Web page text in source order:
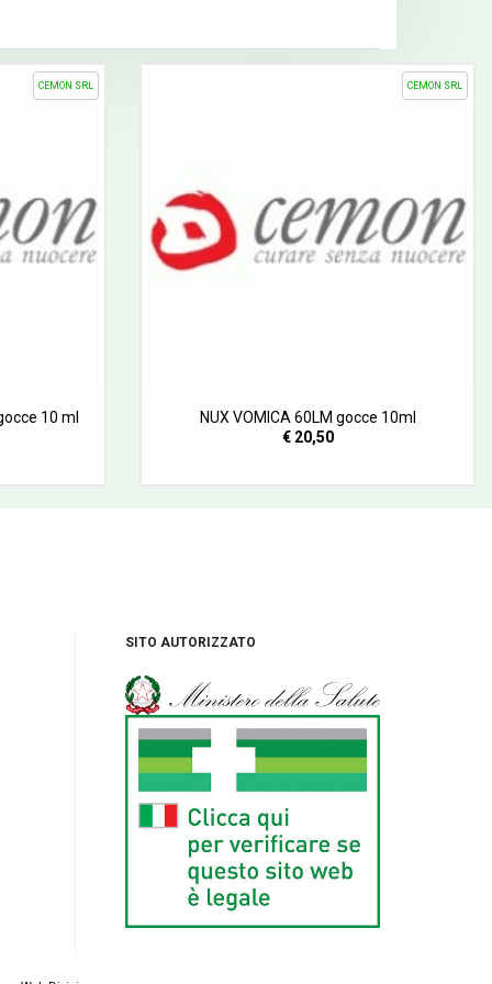
CEMON SRL
10 ml
CEMON SRL
NUX VOMICA 60LM gocce 10ml
€ 20,50
SITO AUTORIZZATO